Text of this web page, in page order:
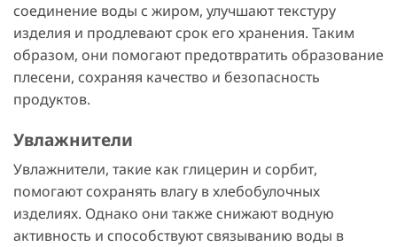
соединение воды с жиром, улучшают текстуру
изделия и продлевают срок его хранения. Таким
образом, они помогают предотвратить образование
плесени, сохраняя качество и безопасность
продуктов.
Увлажнители
Увлажнители, такие как глицерин и сорбит,
помогают сохранять влагу в хлебобулочных
изделиях. Однако они также снижают водную
активность и способствуют связыванию воды в